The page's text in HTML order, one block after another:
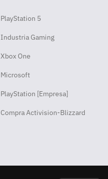
PlayStation 5
Industria Gaming
Xbox One
Microsoft
PlayStation [Empresa]
Compra Activision-Blizzard